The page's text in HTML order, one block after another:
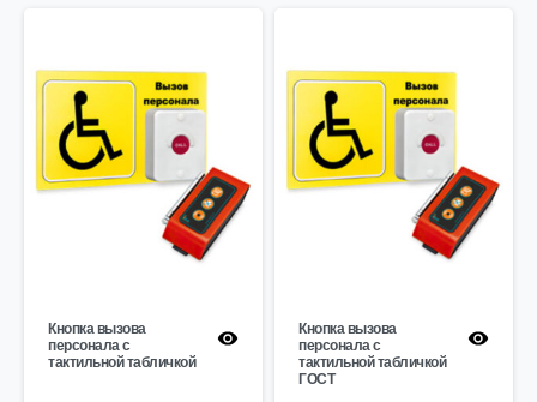
Кнопка вызова
персонала с
тактильной табличкой
Кнопка вызова
персонала с
тактильной табличкой
ГОСТ